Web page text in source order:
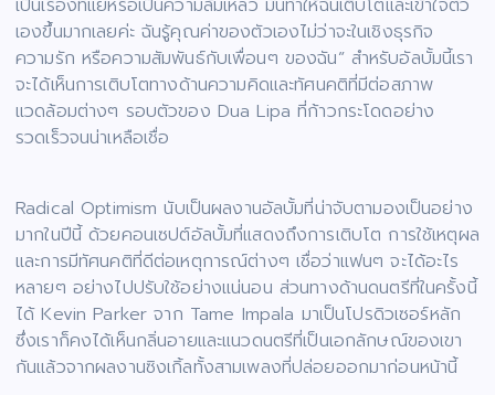
เป็นเรื่องที่แย่หรือเป็นความล้มเหลว มันทำให้ฉันเติบโตและเข้าใจตัว
เองขึ้นมากเลยค่ะ ฉันรู้คุณค่าของตัวเองไม่ว่าจะในเชิงธุรกิจ
ความรัก หรือความสัมพันธ์กับเพื่อนๆ ของฉัน” สำหรับอัลบั้มนี้เรา
จะได้เห็นการเติบโตทางด้านความคิดและทัศนคติที่มีต่อสภาพ
แวดล้อมต่างๆ รอบตัวของ Dua Lipa ที่ก้าวกระโดดอย่าง
รวดเร็วจนน่าเหลือเชื่อ
Radical Optimism นับเป็นผลงานอัลบั้มที่น่าจับตามองเป็นอย่าง
มากในปีนี้ ด้วยคอนเซปต์อัลบั้มที่แสดงถึงการเติบโต การใช้เหตุผล
และการมีทัศนคติที่ดีต่อเหตุการณ์ต่างๆ เชื่อว่าแฟนๆ จะได้อะไร
หลายๆ อย่างไปปรับใช้อย่างแน่นอน ส่วนทางด้านดนตรีที่ในครั้งนี้
ได้ Kevin Parker จาก Tame Impala มาเป็นโปรดิวเซอร์หลัก
ซึ่งเราก็คงได้เห็นกลิ่นอายและแนวดนตรีที่เป็นเอกลักษณ์ของเขา
กันแล้วจากผลงานซิงเกิ้ลทั้งสามเพลงที่ปล่อยออกมาก่อนหน้านี้